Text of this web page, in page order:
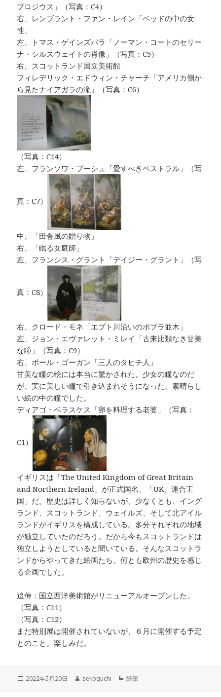
プロジウス」（写真：C4）
右、レンブラント・ファン・レイン「ベッドの中の女
性」
左、トマス・ゲインズバラ「ノーマン・コートのセリー
ナ・シルスウェイトの肖像」（写真：C5）
右、スコットランド国立美術館
フィレデリック・エドウィン・チャーチ「アメリカ側か
ら見たナイアガラの滝」（写真：C6）
（写真：C14）
左、フランソワ・ブーシュ「愛すべきペストラル」（写
真：C7）
中、「田舎風の贈り物」
右、「眠る女庭師」
左、フランシス・グラント「デイジー・グラント」（写
真：C8）
右、クロード・モネ「エプト川沿いのポプラ並木」
左、ジョン・エヴァレット・ミレイ「古来比類なき甘美
な瞳」（写真：C9）
右、ポール・ゴーガン「三人のタヒチ人」
甘美な瞳の絵には本当に驚かされた。少女の瞳なのだ
が、実に美しい瞳で引き込まれそうになった。素晴らし
い絵の中の瞳でした。
ディアゴ・ベラスケス「卵を料理する老婆」（写真：
C1）
イギリスは「The United Kingdom of Great Britain
and Northern Ireland」が正式国名、「UK、連合王
国」だ。歴史は詳しく知らないが、少なくとも、イング
ランド、スコットランド、ウェイルズ、そして北アイル
ランドがイギリスを構成している。多分それぞれの地域
が独立していたのだろう。だから今もスコットランドは
独立しようとしていると聞いている。そんなスコットラ
ンドからやってきた絵画たち。何とも欧州の歴史を感じ
る企画でした。
追伸：国立西洋美術館がリニューアルオープンした。
（写真：C11）
（写真：C12）
まだ特別展は開催されていないが、６月に開催する予定
とのこと。楽しみだ。
投
2022年5月20日
作
sekoguchi
カ
随筆